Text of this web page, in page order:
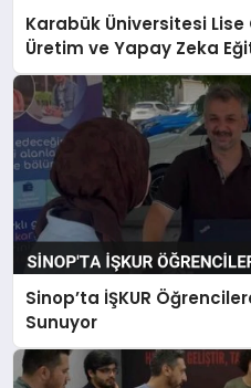
Karabük Üniversitesi
Üretim ve Yapay Zeka
Sinop’ta İŞKUR
Sunuyor